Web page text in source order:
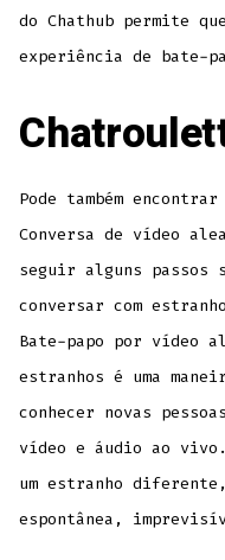
do Chathub permite
experiência de bate-
Pode também
Conversa de vídeo
seguir alguns passos
conversar com
Bate-papo por vídeo
estranhos é uma
conhecer novas
vídeo e áudio ao vivo.
um estranho
espontânea,